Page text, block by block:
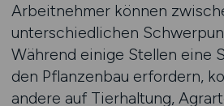
Arbeitnehmer können
unterschiedlichen
Während einige Stellen eine
den Pflanzenbau erfordern,
andere auf Tierhaltung,